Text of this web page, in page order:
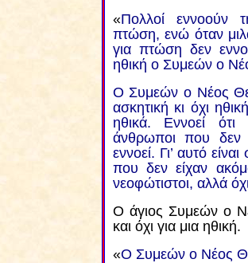
«Πολλοί εννοούν
πτώση, ενώ όταν
για πτώση δεν
ηθική ο Συμεών ο
Ο Συμεών ο Νέος
ασκητική κι όχι
ηθικά. Εννοεί
άνθρωποι που δεν
εννοεί. Γι’ αυτό
που δεν είχαν
νεοφώτιστοι, αλλά
Ο άγιος Συμεών ο
και όχι για μια ηθική.
«Ο Συμεών ο Νέος